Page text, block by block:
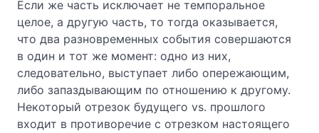
Если же часть исключает не темпоральное
целое, а другую часть, то тогда оказывается,
что два разновременных события совершаются
в один и тот же момент: одно из них,
следовательно, выступает либо опережающим,
либо запаздывающим по отношению к другому.
Некоторый отрезок будущего vs. прошлого
входит в противоречие с отрезком настоящего